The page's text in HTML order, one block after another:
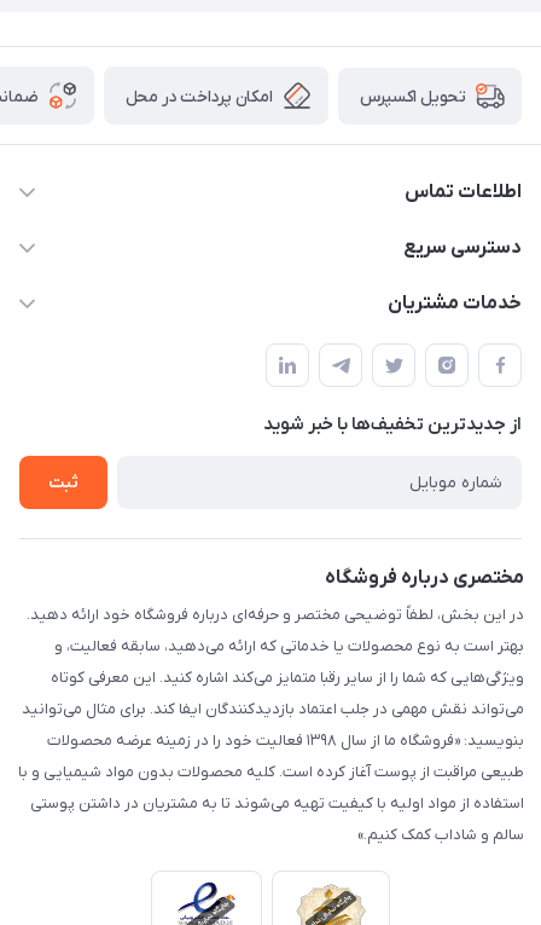
تحویل اکسپرس امکان پرداخت در محل
اطلاعات تماس
09332394024-09120346631
دسترسی سریع
حساب کاربری
لیست محصولات
درباره ما
خدمات مشتریان
قوانین و مقررات
حریم خصوصی
راهنما
از جدید‌ترین تخفیف‌ها با‌ خبر شوید
ثبت
مختصری درباره فروشگاه
در این بخش، لطفاً توضیحی مختصر و حرفه‌ای درباره فروشگاه خود ارائه دهید.
بهتر است به نوع محصولات یا خدماتی که ارائه می‌دهید، سابقه فعالیت، و
ویژگی‌هایی که شما را از سایر رقبا متمایز می‌کند اشاره کنید. این معرفی کوتاه
می‌تواند نقش مهمی در جلب اعتماد بازدیدکنندگان ایفا کند. برای مثال می‌توانید
بنویسید: «فروشگاه ما از سال ۱۳۹۸ فعالیت خود را در زمینه عرضه محصولات
طبیعی مراقبت از پوست آغاز کرده است. کلیه محصولات بدون مواد شیمیایی و با
استفاده از مواد اولیه با کیفیت تهیه می‌شوند تا به مشتریان در داشتن پوستی
سالم و شاداب کمک کنیم.»